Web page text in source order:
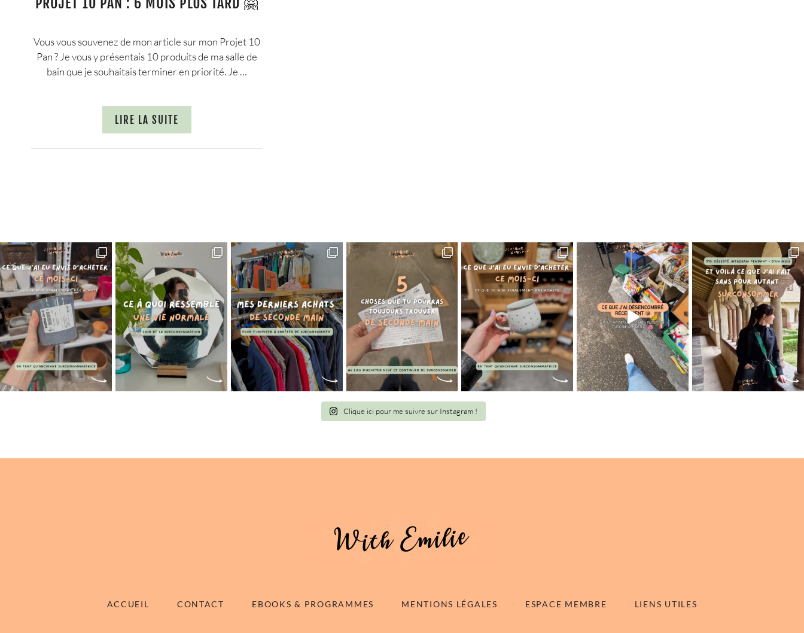
Vous vous souvenez de mon article sur mon Projet 10
Pan ? Je vous y présentais 10 produits de ma salle de
bain que je souhaitais terminer en priorité. Je …
LIRE LA SUITE
Clique ici pour me suivre sur Instagram !
ACCUEIL CONTACT EBOOKS & PROGRAMMES MENTIONS LÉGALES ESPACE MEMBRE LIENS UTILES